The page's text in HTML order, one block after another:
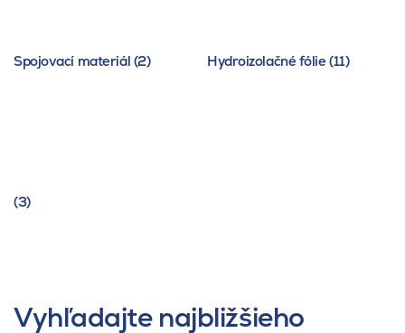
Spojovací materiál (2) Hydroizolačné fólie (11)
(3)
Vyhľadajte najbližšieho